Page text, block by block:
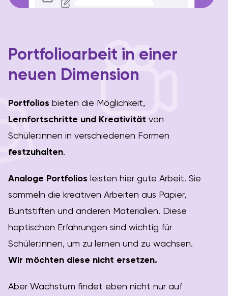
Portfolioarbeit in einer
neuen Dimension
Portfolios bieten die Möglichkeit,
Lernfortschritte und Kreativität von
Schüler:innen in verschiedenen Formen
festzuhalten.
Analoge Portfolios leisten hier gute Arbeit. Sie
sammeln die kreativen Arbeiten aus Papier,
Buntstiften und anderen Materialien. Diese
haptischen Erfahrungen sind wichtig für
Schüler:innen, um zu lernen und zu wachsen.
Wir möchten diese nicht ersetzen.
Aber Wachstum findet eben nicht nur auf